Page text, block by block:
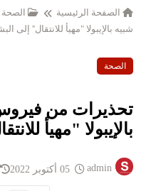
الصفحة الرئيسية الصحة
شبيه بالإيبولا "مهيأ للانتقال'' إلى
الصحة
تحذيرات من
بالإيبولا "مهيأ
admin